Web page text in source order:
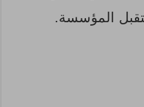
المؤسسة.